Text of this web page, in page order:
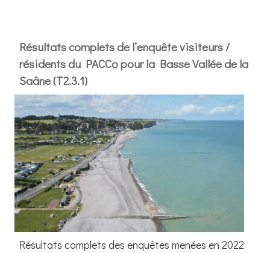
Résultats complets de l’enquête visiteurs /
résidents du PACCo pour la Basse Vallée de la
Saâne (T2.3.1)
Résultats complets des enquêtes menées en 2022